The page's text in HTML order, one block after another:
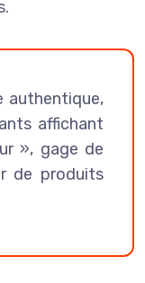
authentique,
affichant
», gage de
de produits